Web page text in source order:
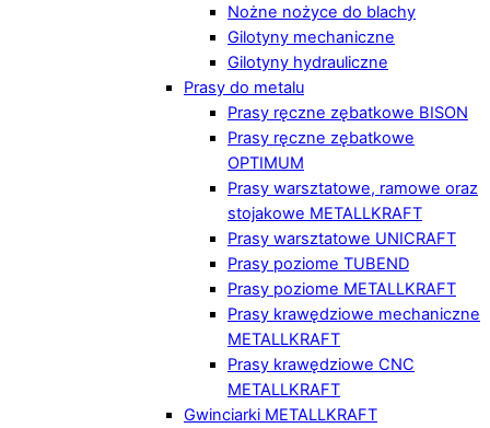
Nożne nożyce do blachy
Gilotyny mechaniczne
Gilotyny hydrauliczne
Prasy do metalu
Prasy ręczne zębatkowe BISON
Prasy ręczne zębatkowe
OPTIMUM
Prasy warsztatowe, ramowe oraz
stojakowe METALLKRAFT
Prasy warsztatowe UNICRAFT
Prasy poziome TUBEND
Prasy poziome METALLKRAFT
Prasy krawędziowe mechaniczne
METALLKRAFT
Prasy krawędziowe CNC
METALLKRAFT
Gwinciarki METALLKRAFT